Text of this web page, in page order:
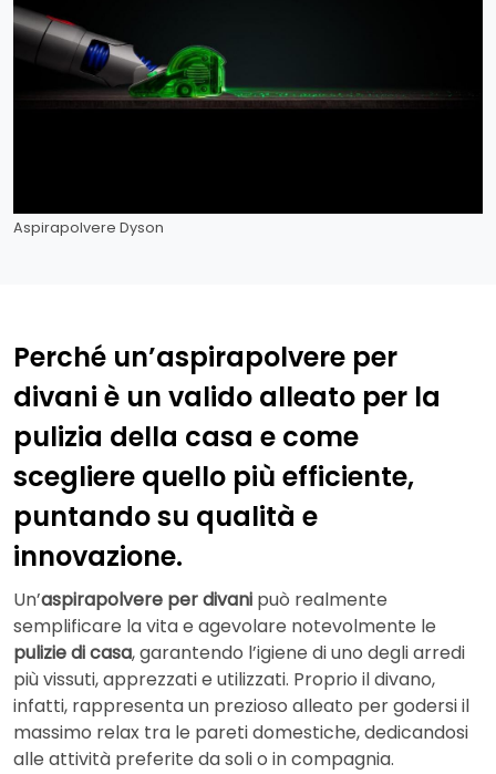
Aspirapolvere Dyson
Perché un’aspirapolvere per
divani è un valido alleato per la
pulizia della casa e come
scegliere quello più efficiente,
puntando su qualità e
innovazione.
Un’aspirapolvere per divani può realmente
semplificare la vita e agevolare notevolmente le
pulizie di casa, garantendo l’igiene di uno degli arredi
più vissuti, apprezzati e utilizzati. Proprio il divano,
infatti, rappresenta un prezioso alleato per godersi il
massimo relax tra le pareti domestiche, dedicandosi
alle attività preferite da soli o in compagnia.